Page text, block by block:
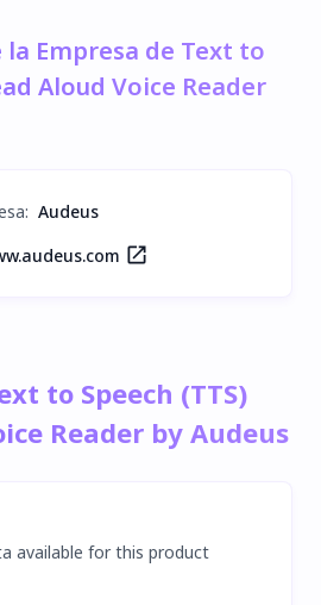
Empresa de Text to
Aloud Voice Reader
: Audeus
to Speech (TTS)
Reader by Audeus
available for this product